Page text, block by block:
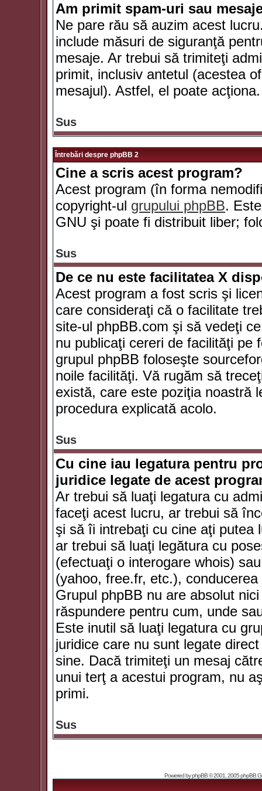
Am primit spam-uri sau
Ne pare rău să auzim acest
include măsuri de siguranţă
mesaje. Ar trebui să trimiteţi
primit, inclusiv antetul (acestea
mesajul). Astfel, el poate acţiona.
Sus
Întrebări despre phpBB 2
Cine a scris acest program?
Acest program (în forma
copyright-ul grupului phpBB.
GNU şi poate fi distribuit liber;
Sus
De ce nu este facilitatea X
Acest program a fost scris şi
care consideraţi că o facilitate
site-ul phpBB.com şi să vedeţi
nu publicaţi cereri de facilităţi pe
grupul phpBB foloseşte
noile facilităţi. Vă rugăm să
există, care este poziţia noastră
procedura explicată acolo.
Sus
Cu cine iau legatura pentru
juridice legate de acest
Ar trebui să luaţi legatura cu
faceţi acest lucru, ar trebui să
şi să îi intrebaţi cu cine aţi putea
ar trebui să luaţi legătura cu
(efectuaţi o interogare whois)
(yahoo, free.fr, etc.),
Grupul phpBB nu are absolut
răspundere pentru cum, unde
Este inutil să luaţi legatura cu
juridice care nu sunt legate
sine. Dacă trimiteţi un mesaj
unui terţ a acestui program, nu
primi.
Sus
Powered byphpBB© 2001, 2005 phpBB